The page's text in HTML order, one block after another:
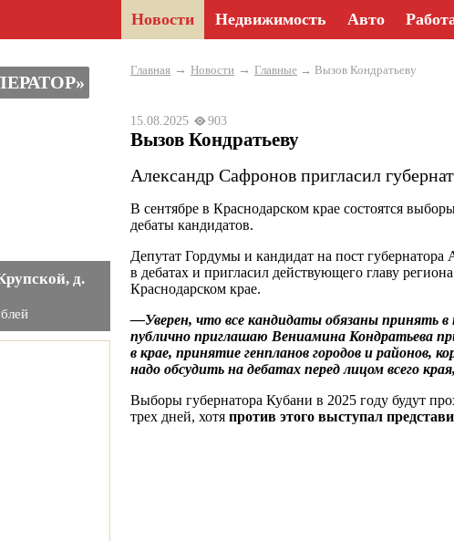
Новости Недвижимость Авто
д.
Главная → Новости → Главные → Вызов Кондратьеву
15.08.2025 903
Вызов Кондратьеву
Александр Сафронов пригласил
В сентябре в Краснодарском крае состоятся
дебаты кандидатов.
Депутат Гордумы и кандидат на пост
в дебатах и пригласил действующего главу
Краснодарском крае.
—Уверен, что все кандидаты обязаны принять в
публично приглашаю Вениамина Кондратьева
в крае, принятие генпланов городов и районов,
надо обсудить на дебатах перед лицом всего
Выборы губернатора Кубани в 2025 году будут
трех дней, хотя против этого выступал